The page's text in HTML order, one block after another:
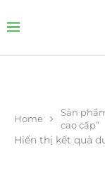
Home
Sản
cao cấp”
Hiển thị kết quả